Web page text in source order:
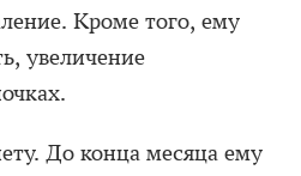
Кроме того, ему
увеличение
До конца месяца ему